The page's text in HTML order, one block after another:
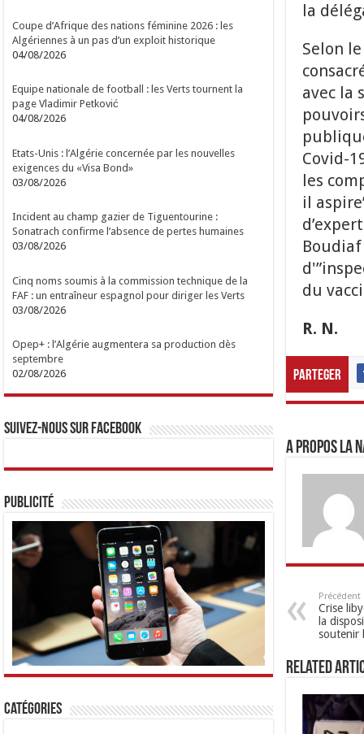
la
Selon
avec la
Covid-
les
il
du
R. N.
Parteger
A propos LA
Précédent
Crise
la
soutenir
Related
Coupe d’Afrique des nations féminine 2026 : les
Algériennes à un pas d’un exploit historique
04/08/2026
Equipe nationale de football : les Verts tournent la
page Vladimir Petković
04/08/2026
Etats-Unis : l’Algérie concernée par les nouvelles
exigences du «Visa Bond»
03/08/2026
Incident au champ gazier de Tiguentourine :
Sonatrach confirme l’absence de pertes humaines
03/08/2026
Cinq noms soumis à la commission technique de la
FAF : un entraîneur espagnol pour diriger les Verts
03/08/2026
Opep+ : l’Algérie augmentera sa production dès
septembre
02/08/2026
Suivez-nous sur Facebook
Publicité
Catégories